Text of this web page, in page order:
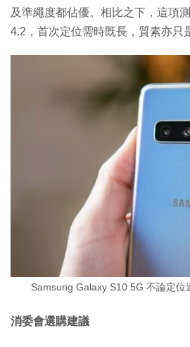
及準繩度都佔優。相比之下，這項
4.2，首次定位需時既長，質素亦只
Samsung Galaxy S10 5G 不論定位
消委會選購建議